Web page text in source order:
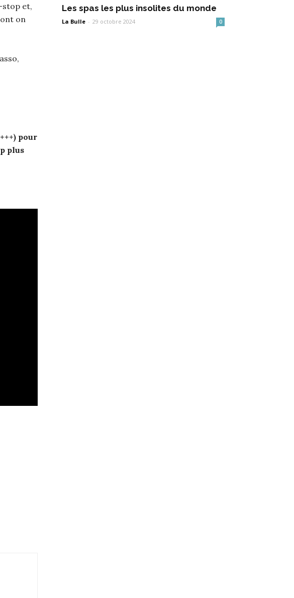
stop et,
on
pour
plus
Les spas les plus insolites du monde
La Bulle - 29 octobre 2024 0